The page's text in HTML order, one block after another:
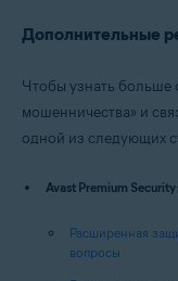
Дополнительные
Чтобы узнать больше
мошенничества» и
одной из следующих
Avast Premium Security:
Расширенная
вопросы